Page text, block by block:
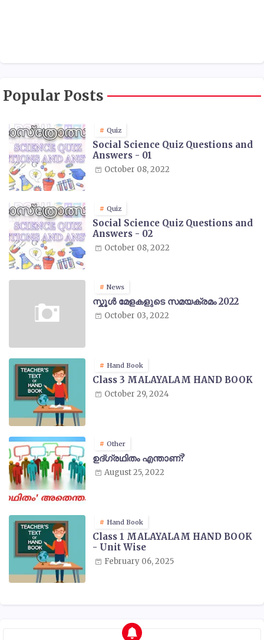
Popular Posts
Quiz
Social Science Quiz Questions and
Answers - 01
October 08, 2022
Quiz
Social Science Quiz Questions and
Answers - 02
October 08, 2022
News
സ്കൂൾ മേളകളുടെ സമയക്രമം 2022
October 03, 2022
Hand Book
Class 3 MALAYALAM HAND BOOK
October 29, 2024
Other
ഉദ്ഗ്രഥിതം എന്താണ്?
August 25, 2022
Hand Book
Class 1 MALAYALAM HAND BOOK
- Unit Wise
February 06, 2025